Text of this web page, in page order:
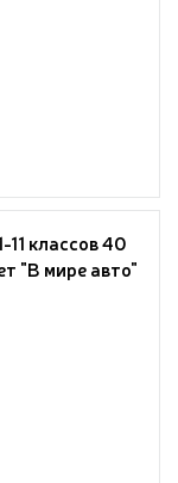
классов 40
"В мире авто"